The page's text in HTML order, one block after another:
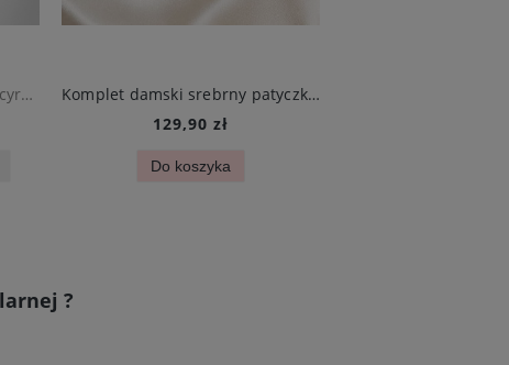
Komplet damski złoty łezki z cyrkoniami stal jubilerska
Komplet damski srebrny patyczki delikatny ze stali chirurgicznej
129,90 zł
Do koszyka
?